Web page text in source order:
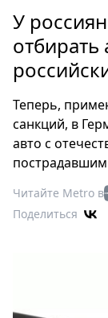
Мир
Театр
У
отбирать
Теперь,
санкций, в
авто с
пострадавшим
Читайте Metro в
Поделиться